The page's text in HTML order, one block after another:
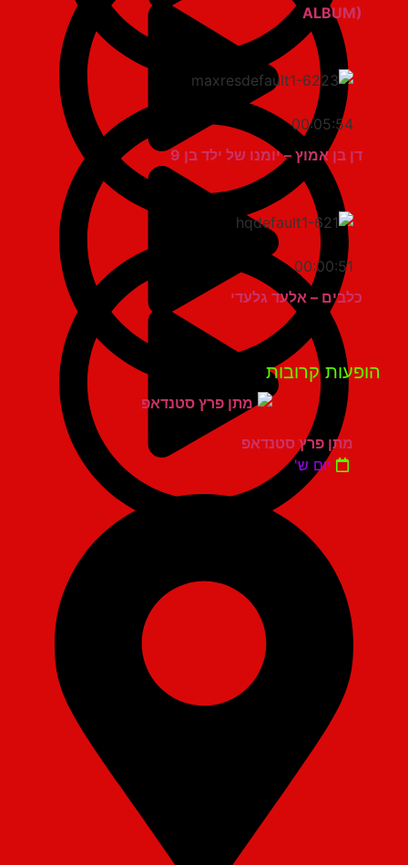
ALBUM)
00:05:54
דן בן אמוץ – יומנו של ילד בן 9
00:00:51
כלבים – אלעד גלעדי
קרובות
מתן פרץ סטנדאפ
יום ש'